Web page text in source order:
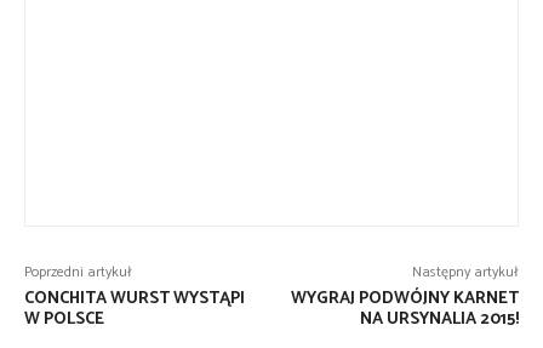
Poprzedni artykuł
CONCHITA WURST WYSTĄPI
W POLSCE
Następny artykuł
WYGRAJ PODWÓJNY KARNET
NA URSYNALIA 2015!